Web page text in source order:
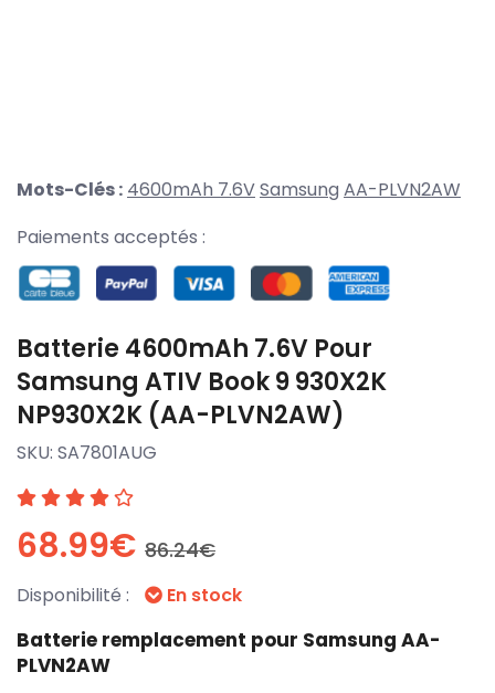
Mots-Clés : 4600mAh 7.6VSamsung AA-PLVN2AW
Paiements acceptés :
Batterie 4600mAh 7.6V Pour
Samsung ATIV Book 9 930X2K
NP930X2K (AA-PLVN2AW)
SKU: SA7801AUG
68.99€ 86.24€
Disponibilité : En stock
Batterie remplacement pour Samsung AA-
PLVN2AW